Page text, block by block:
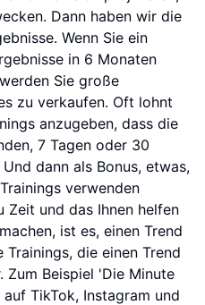
Dann haben wir die
Wenn Sie ein
in 6 Monaten
Sie große
zu verkaufen. Oft lohnt
anzugeben, dass die
7 Tagen oder 30
dann als Bonus, etwas,
verwenden
Zeit und das Ihnen helfen
ist es, einen Trend
die einen Trend
Zum Beispiel 'Die Minute
TikTok, Instagram und